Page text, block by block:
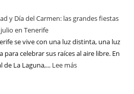
y Día del Carmen: las grandes fiestas
en Tenerife
se vive con una luz distinta, una luz
para celebrar sus raíces al aire libre. En
de La Laguna,... Lee más